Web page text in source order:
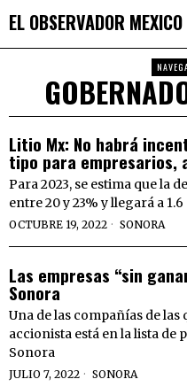
EL OBSERVADOR MEXICO
Litio Mx: No habrá
tipo para empresarios,
Para 2023, se estima que la
entre 20 y 23% y llegará a
OCTUBRE 19, 2022 SONORA
Las empresas “sin
Sonora
Una de las compañías de
accionista está en la lista
Sonora
JULIO 7, 2022 SONORA